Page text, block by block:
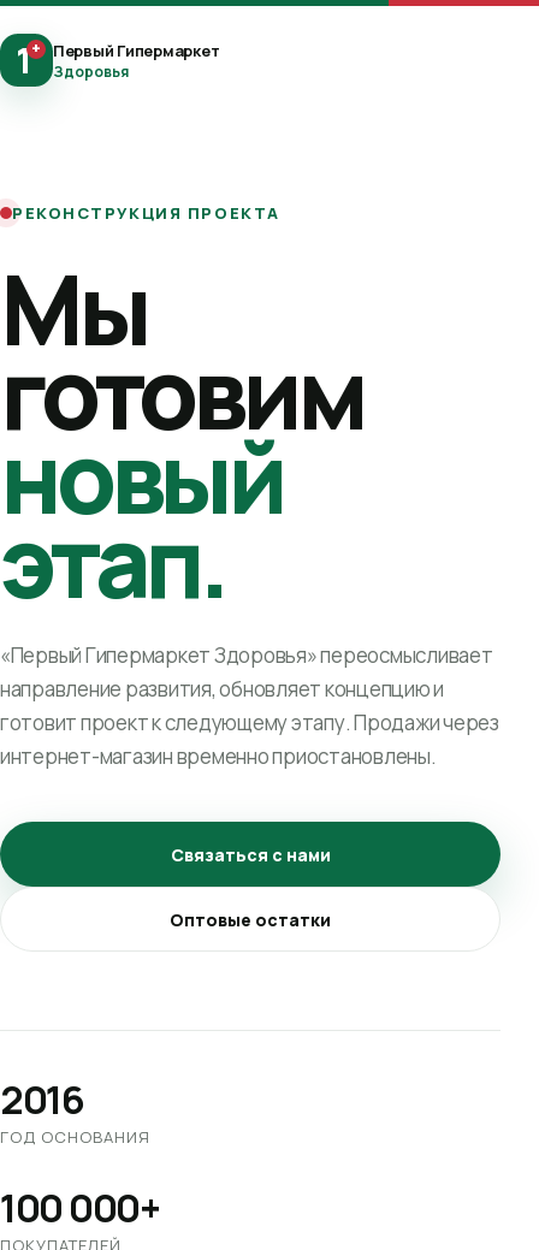
1+ Первый Гипермаркет
Здоровья
РЕКОНСТРУКЦИЯ ПРОЕКТА
Мы
готовим
новый
этап.
«Первый Гипермаркет Здоровья» переосмысливает
направление развития, обновляет концепцию и
готовит проект к следующему этапу. Продажи через
интернет-магазин временно приостановлены.
Связаться с нами
Оптовые остатки
2016
ГОД ОСНОВАНИЯ
100 000+
ПОКУПАТЕЛЕЙ